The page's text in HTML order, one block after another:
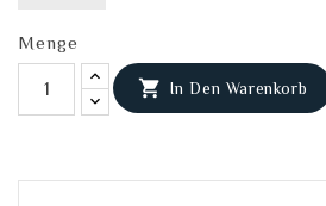
Menge
 In Den Warenkorb